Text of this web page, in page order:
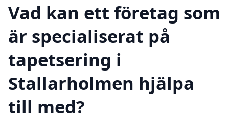
Vad kan ett företag som
är specialiserat på
tapetsering i
Stallarholmen hjälpa
till med?